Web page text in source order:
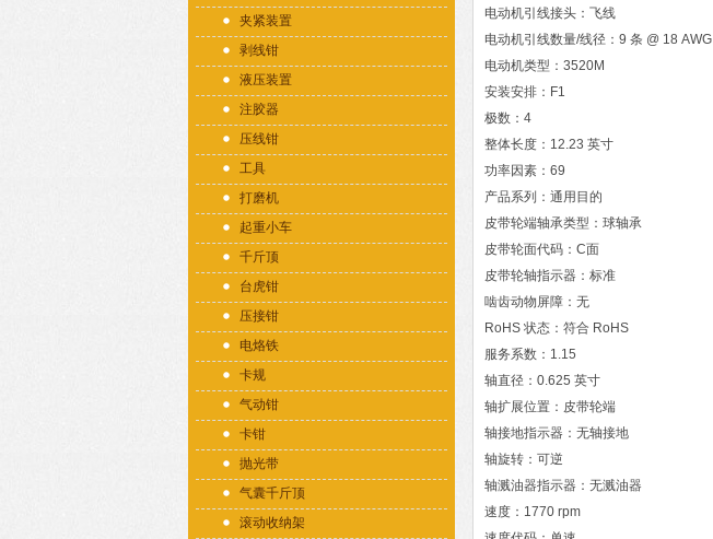
夹紧装置
剥线钳
液压装置
注胶器
压线钳
工具
打磨机
起重小车
千斤顶
台虎钳
压接钳
电烙铁
卡规
气动钳
卡钳
抛光带
气囊千斤顶
滚动收纳架
电动机引线接头：飞线
电动机引线数量/线径：9 条 @ 18 AWG
电动机类型：3520M
安装安排：F1
极数：4
整体长度：12.23 英寸
功率因素：69
产品系列：通用目的
皮带轮端轴承类型：球轴承
皮带轮面代码：C面
皮带轮轴指示器：标准
啮齿动物屏障：无
RoHS 状态：符合 RoHS
服务系数：1.15
轴直径：0.625 英寸
轴扩展位置：皮带轮端
轴接地指示器：无轴接地
轴旋转：可逆
轴溅油器指示器：无溅油器
速度：1770 rpm